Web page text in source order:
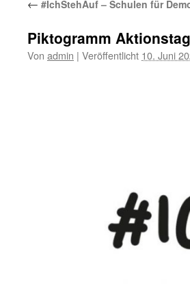
← #IchStehAuf – Schulen für
Piktogramm Aktionstag
Von admin | Veröffentlicht 10. Juni